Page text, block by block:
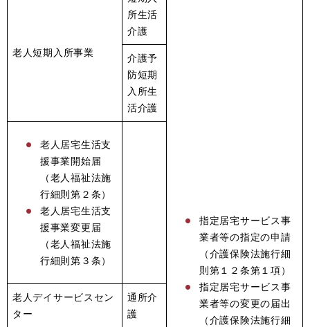
指定居宅サービス事
業者等の指定の申請
（介護保険法施行細
則第１２条第１項）
指定居宅サービス事
業者等の変更の届出
（介護保険法施行細
老人短期入所事業
所生活
介護
介護予
防短期
入所生
活介護
老人居宅生活支
援事業開始届
（老人福祉法施
行細則第２条）
老人居宅生活支
援事業変更届
（老人福祉法施
行細則第３条）
老人デイサービスセン
ター
通所介
護